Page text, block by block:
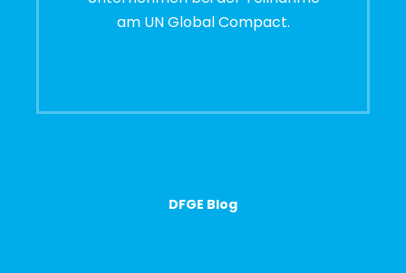
am UN Global Compact.
DFGE Blog